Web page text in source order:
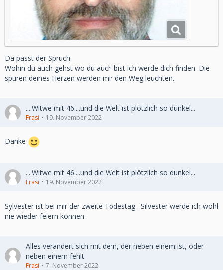
Da passt der Spruch
Wohin du auch gehst wo du auch bist ich werde dich finden. Die
spuren deines Herzen werden mir den Weg leuchten.
....Witwe mit 46....und die Welt ist plötzlich so dunkel...
Frasi 19. November 2022
Danke
....Witwe mit 46....und die Welt ist plötzlich so dunkel...
Frasi 19. November 2022
Sylvester ist bei mir der zweite Todestag . Silvester werde ich wohl
nie wieder feiern können .
Alles verändert sich mit dem, der neben einem ist, oder
neben einem fehlt
Frasi 7. November 2022